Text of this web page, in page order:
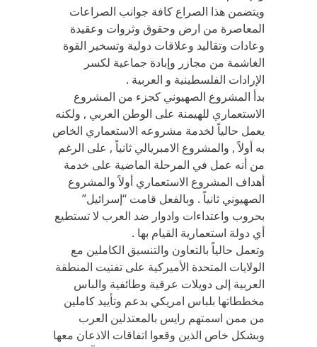
ويتضمن هذا الصراع كافة جوانب الصراعات
المعاصرة من ارض وحقوق وثروات وعقيدة
وعادات وتقاليد وعلاقات دولية وتسخير القوة
الغاشمة من مجازر وإبادة جماعية لكسر
الإرادات الفلسطينية و العربية .
بدأ المشروع الصهيوني كجزء من المشروع
الاستعماري للهيمنة على الوطن العربي , ولكنه
يعمل حالياً لخدمة مشروعه الاستعماري الخاص
به أولاً , والمشروع الامبريالي ثانياً , على الرغم
من أنه عمل في المرحلة الماضية على خدمة
أهداف المشروع الاستعماري أولاً والمشروع
الصهيوني ثانياً . وبالفعل قامت “إسرائيل”
بحروب واعتداءات وادوار ضد العرب لا تستطيع
أي دولة استعمارية القيام بها .
وتعمل حالياً بالتعاون والتنسيق الكاملين مع
الولايات المتحدة الأميركية على تفتيت المنطقة
العربية إلى دويلات عرقية وطائفية والباس
مخططاتها بلباس امريكي بدعم وتأييد كاملين
من ممن اسمتهم رايس بالمعتدلين العرب
وبشكل خاص الذين وقعوا اتفاقات الاذعان معها